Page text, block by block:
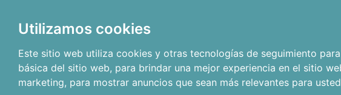
Utilizamos cookies
Este sitio web utiliza cookies y otras tecnologías de seguimiento
básica del sitio web, para brindar una mejor experiencia en el sitio
marketing, para mostrar anuncios que sean más relevantes para usted